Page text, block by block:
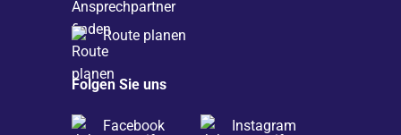
Route planen
Folgen Sie uns
Facebook Instagram